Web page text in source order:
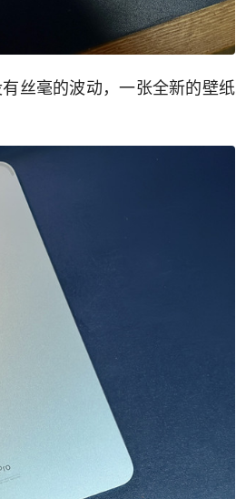
丝毫的波动，一张全新的壁纸